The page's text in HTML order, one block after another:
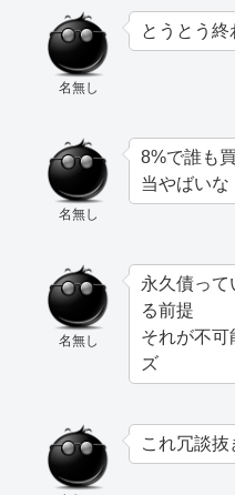
名無し
とうとう
名無し
8%で誰も
当やばいな
名無し
永久債って
る前提
それが不可
ズ
これ冗談